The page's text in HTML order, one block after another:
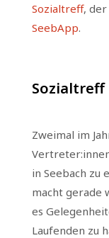
Sozialtreff, der
SeebApp.
Sozialtreff
Zweimal im
in Seebach zu
macht gerade
es
Laufenden zu